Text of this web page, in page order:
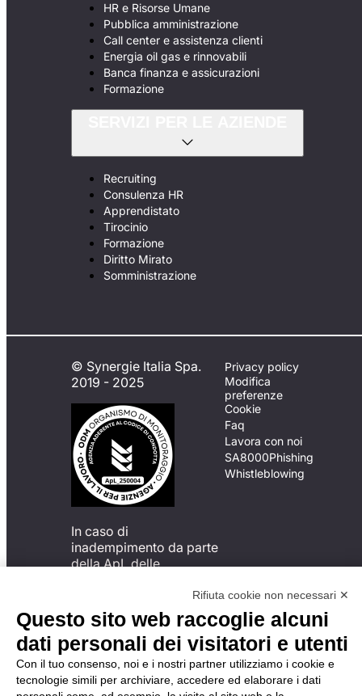
HR e Risorse Umane
Pubblica amministrazione
Call center e assistenza clienti
Energia oil gas e rinnovabili
Banca finanza e assicurazioni
Formazione
Recruiting
Consulenza HR
Apprendistato
Tirocinio
Formazione
Diritto Mirato
Somministrazione
© Synergie Italia Spa.
2019 - 2025
In caso di
inadempimento da parte
della ApL delle
del Codice di Condotta, è
possibile presentare un
reclamo
all’Organismo di
Monitoraggio utilizzando
una delle modalità
descritte al seguente
Privacy policy
Modifica
preferenze
Cookie
Faq
Lavora con noi
SA8000Phishing
Whistleblowing
Rifiuta cookie non necessari ✕
Questo sito web raccoglie alcuni
dati personali dei visitatori e utenti
Con il tuo consenso, noi e i nostri partner utilizziamo i cookie e
tecnologie simili per archiviare, accedere ed elaborare i dati